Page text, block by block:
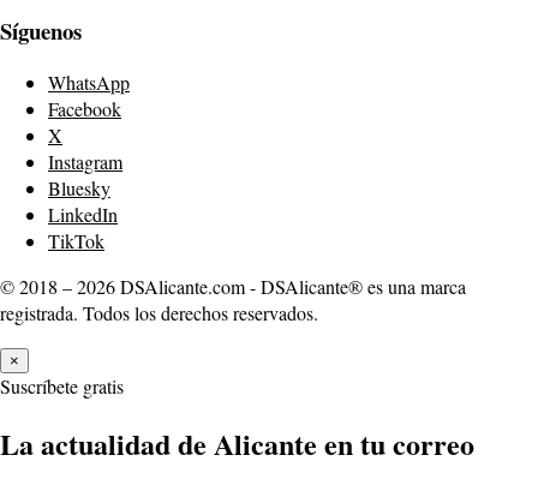
Síguenos
WhatsApp
Facebook
X
Instagram
Bluesky
LinkedIn
TikTok
© 2018 – 2026 DSAlicante.com - DSAlicante® es una marca
registrada. Todos los derechos reservados.
×
Suscríbete gratis
La actualidad de Alicante en tu correo